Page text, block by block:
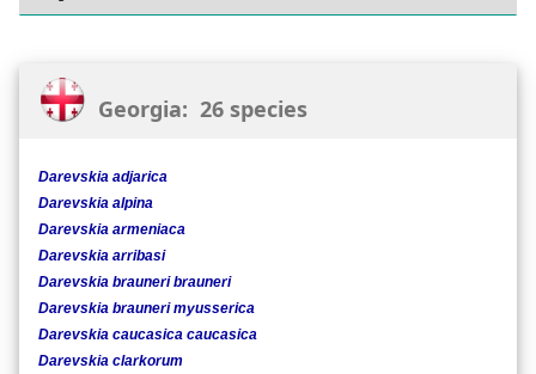
Georgia: 26 species
Darevskia adjarica
Darevskia alpina
Darevskia armeniaca
Darevskia arribasi
Darevskia brauneri brauneri
Darevskia brauneri myusserica
Darevskia caucasica caucasica
Darevskia clarkorum